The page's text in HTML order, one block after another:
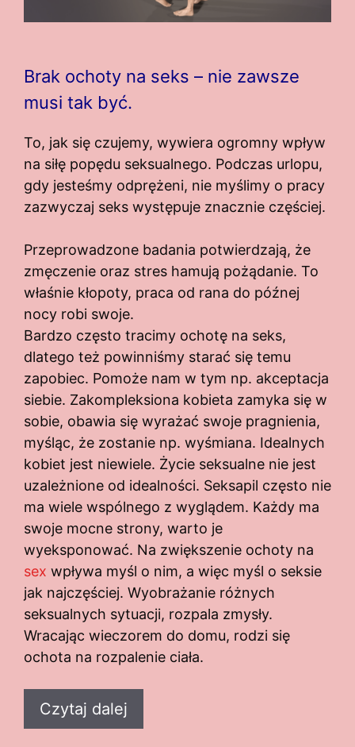
Brak ochoty na seks – nie zawsze
musi tak być.
To, jak się czujemy, wywiera ogromny wpływ
na siłę popędu seksualnego. Podczas urlopu,
gdy jesteśmy odprężeni, nie myślimy o pracy
zazwyczaj seks występuje znacznie częściej.
Przeprowadzone badania potwierdzają, że
zmęczenie oraz stres hamują pożądanie. To
właśnie kłopoty, praca od rana do późnej
nocy robi swoje.
Bardzo często tracimy ochotę na seks,
dlatego też powinniśmy starać się temu
zapobiec. Pomoże nam w tym np. akceptacja
siebie. Zakompleksiona kobieta zamyka się w
sobie, obawia się wyrażać swoje pragnienia,
myśląc, że zostanie np. wyśmiana. Idealnych
kobiet jest niewiele. Życie seksualne nie jest
uzależnione od idealności. Seksapil często nie
ma wiele wspólnego z wyglądem. Każdy ma
swoje mocne strony, warto je
wyeksponować. Na zwiększenie ochoty na
sex wpływa myśl o nim, a więc myśl o seksie
jak najczęściej. Wyobrażanie różnych
seksualnych sytuacji, rozpala zmysły.
Wracając wieczorem do domu, rodzi się
ochota na rozpalenie ciała.
Czytaj dalej